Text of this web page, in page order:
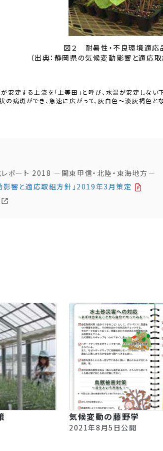
図２ 耐暑性・不良環境適応
（出典：静岡県の気候変動影響と適応
定する上流を「上等田」と呼び、水温が安定しない下
病斑ができ、急速に広がって、灰白色～淡灰褐色と
ポート 2018 －関東甲信・北陸・東海地方－
影響と適応取組方針」2019年3月策定
気候変動の藤野学
2021年8月5日公開